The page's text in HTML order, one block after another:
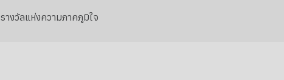
รางวัลแห่งความภาคภูมิใจ